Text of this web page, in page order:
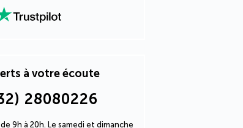
à votre écoute
28080226
9h à 20h. Le samedi et dimanche